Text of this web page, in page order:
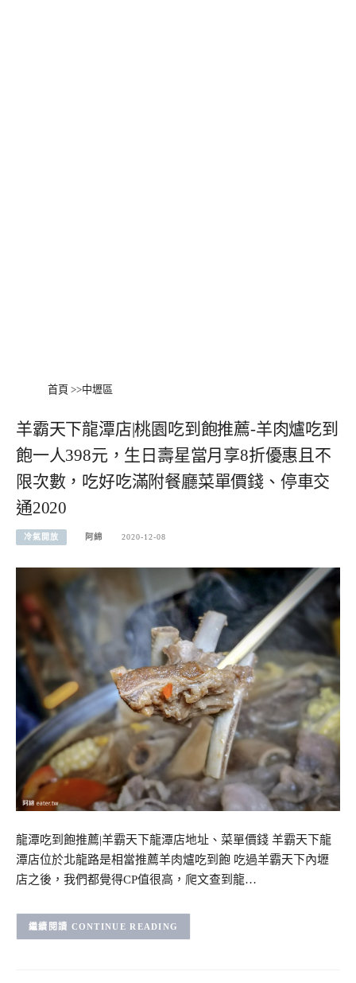
首頁 >>中壢區
羊霸天下龍潭店|桃園吃到飽推薦-羊肉爐吃到
飽一人398元，生日壽星當月享8折優惠且不
限次數，吃好吃滿附餐廳菜單價錢、停車交
通2020
冷氣開放 阿綿 2020-12-08
龍潭吃到飽推薦|羊霸天下龍潭店地址、菜單價錢 羊霸天下龍
潭店位於北龍路是相當推薦羊肉爐吃到飽 吃過羊霸天下內壢
店之後，我們都覺得CP值很高，爬文查到龍…
CONTINUE READING